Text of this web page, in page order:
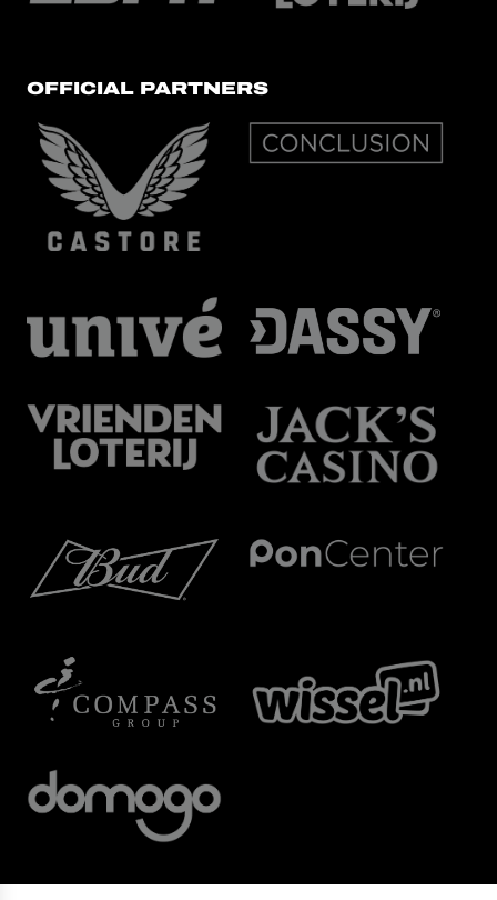
OFFICIAL PARTNERS